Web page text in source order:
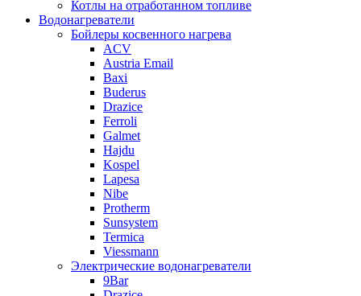
Котлы на отработанном топливе
Водонагреватели
Бойлеры косвенного нагрева
ACV
Austria Email
Baxi
Buderus
Drazice
Ferroli
Galmet
Hajdu
Kospel
Lapesa
Nibe
Protherm
Sunsystem
Termica
Viessmann
Электрические водонагреватели
9Bar